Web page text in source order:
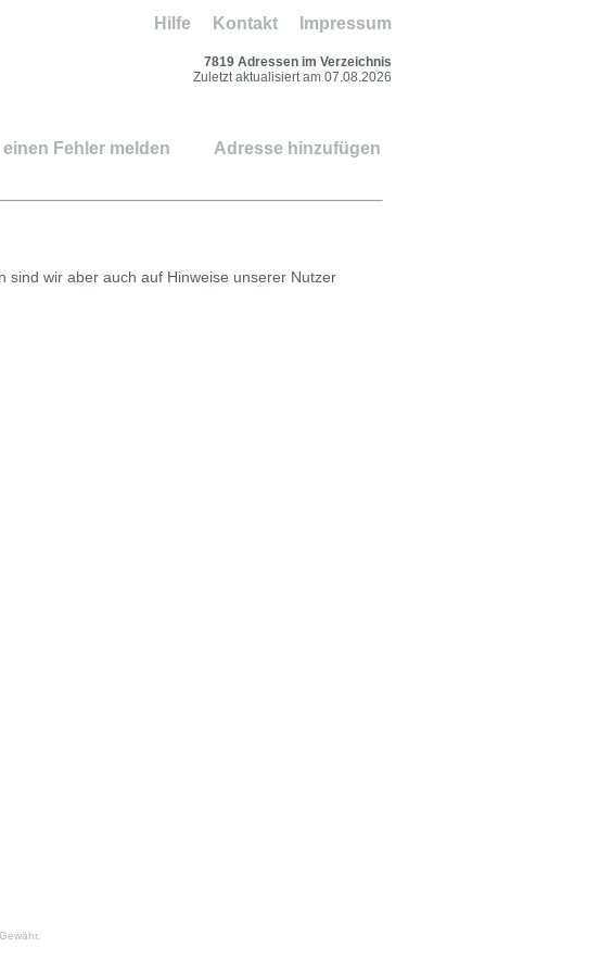
Impressum
Kontakt
Hilfe
7819 Adressen im Verzeichnis
Zuletzt aktualisiert am 07.08.2026
einen Fehler melden Adresse hinzufügen
sind wir aber auch auf Hinweise unserer Nutzer